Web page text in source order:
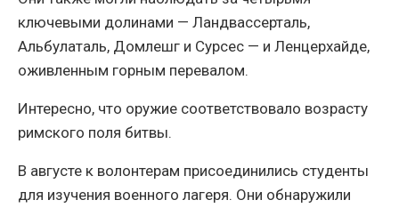
ключевыми долинами — Ландвассерталь,
Альбулаталь, Домлешг и Сурсес — и Ленцерхайде,
оживленным горным перевалом.
Интересно, что оружие соответствовало возрасту
римского поля битвы.
В августе к волонтерам присоединились студенты
для изучения военного лагеря. Они обнаружили